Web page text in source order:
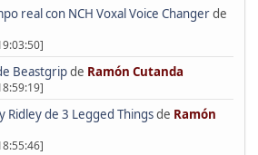
real con NCH Voxal Voice Changerde
Beastgripde Ramón Cutanda
Ridley de 3 Legged Thingsde Ramón